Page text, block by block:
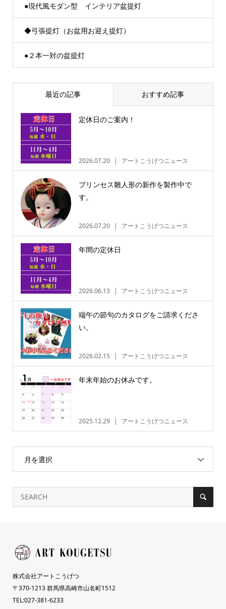
●現代風モダン型 インテリア盆提灯
◆弓張提灯（お盆用お迎え提灯）
●２本一対の盆提灯
最近の記事 おすすめ記事
定休日のご案内！
2026.07.20 アートこうげつニュース
プリンセス雛人形の新作を製作中で
す。
2026.07.20 アートこうげつニュース
年間の定休日
2026.06.13 アートこうげつニュース
端午の節句のカタログをご請求くださ
い。
2026.02.15 アートこうげつニュース
年末年始のお休みです。
2025.12.29 アートこうげつニュース
月を選択
株式会社アートこうげつ
〒370-1213 群馬県高崎市山名町1512
TEL:027-381-6233